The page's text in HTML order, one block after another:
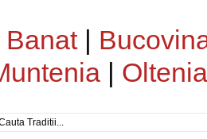
Banat|
| Oltenia